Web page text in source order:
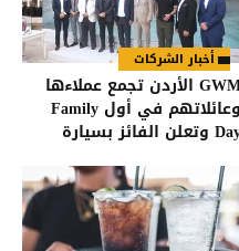
أخبار الشركات
GWM الأردن تجمع عملاءها
وعائلاتهم في أول Family
Day وتعلن الفائز بسيارة